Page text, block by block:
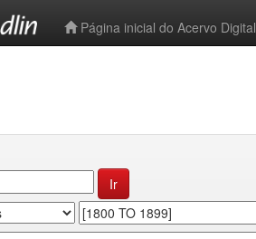
Página inicial do Acervo Digital